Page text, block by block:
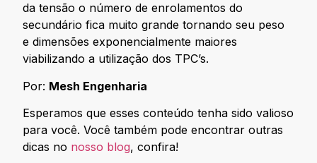
da tensão o número de enrolamentos do
secundário fica muito grande tornando seu peso
e dimensões exponencialmente maiores
viabilizando a utilização dos TPC’s.
Por: Mesh Engenharia
Esperamos que esses conteúdo tenha sido valioso
para você. Você também pode encontrar outras
dicas no nosso blog, confira!